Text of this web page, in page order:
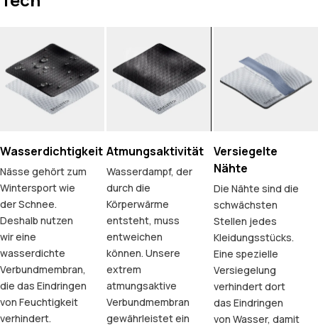
Wasserdichtigkeit
Nässe gehört zum
Wintersport wie
der Schnee.
Deshalb nutzen
wir eine
wasserdichte
Verbundmembran,
die das Eindringen
von Feuchtigkeit
verhindert.
Atmungsaktivität
Wasserdampf, der
durch die
Körperwärme
entsteht, muss
entweichen
können. Unsere
extrem
atmungsaktive
Verbundmembran
gewährleistet ein
Versiegelte
Nähte
Die Nähte sind die
schwächsten
Stellen jedes
Kleidungsstücks.
Eine spezielle
Versiegelung
verhindert dort
das Eindringen
von Wasser, damit